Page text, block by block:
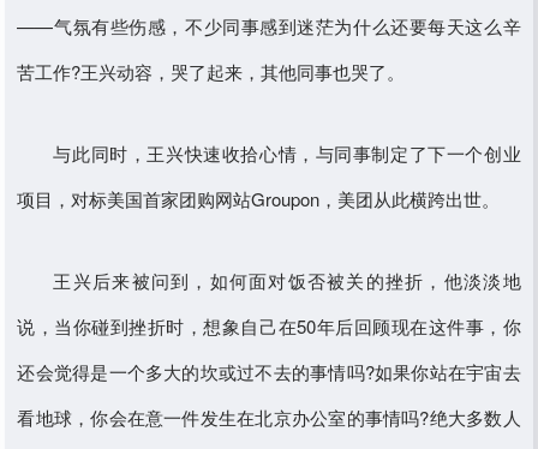
——气氛有些伤感，不少同事感到迷茫为什么还要每天这么辛
苦工作?王兴动容，哭了起来，其他同事也哭了。
与此同时，王兴快速收拾心情，与同事制定了下一个创业
项目，对标美国首家团购网站Groupon，美团从此横跨出世。
王兴后来被问到，如何面对饭否被关的挫折，他淡淡地
说，当你碰到挫折时，想象自己在50年后回顾现在这件事，你
还会觉得是一个多大的坎或过不去的事情吗?如果你站在宇宙去
看地球，你会在意一件发生在北京办公室的事情吗?绝大多数人